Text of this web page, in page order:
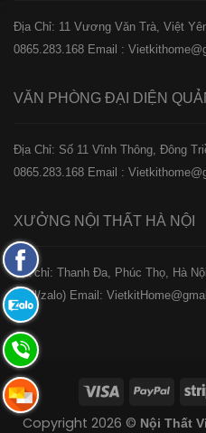
Địa Chỉ: 11 Vương Văn Trà, Việt
0865.283.168 Email :
VĂN PHÒNG ĐẠI DIỆN
Địa Chỉ: Số 11 Vĩnh Thông, Đông
0865.283.168 Email :
XƯỞNG NỘI THẤT HÀ NỘI
️Địa chỉ: Thanh Đa, Phúc Thọ, Hà
(Call/zalo) Email:
Copyright 2026 © Nội Thất
Fanpage
Facebook
Zalo:
0865.283.168
Hotline:
0865.283.168
Hotline:
0865.283.168